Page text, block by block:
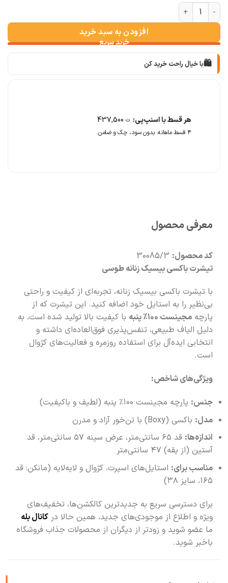
تیشرت باکسی بیسیک زنانه طوسی عدد
افزودن به سبد خرید
🛍️با خیال راحت خرید کن
بعد از خرید هم کنارتیم
هر قسط با اسنپ‌پی: ت437,500
۴ قسط ماهانه. بدون سود، چک و ضامن.
معرفی محصول
کد محصول: 30085/3
تیشرت باکسی بیسیک زنانه طوسی
با تیشرت باکسی بیسیک زنانه، تجربه‌ای از کیفیت و راحتی
بی‌نظیر را به استایل خود اضافه کنید. این تیشرت که از
پارچه مجینست ۱۰۰٪ پنبه
با کیفیت بالا تولید شده است، به
دلیل الیاف طبیعی، تنفس‌پذیری فوق‌العاده‌ای داشته و
انتخابی ایده‌آل برای استفاده روزمره و فعالیت‌های کژوال
است.
ویژگی‌های شاخص:
جنس:پارچه مجینست ۱۰۰٪ پنبه (لطیف و باکیفیت)
مدل:باکسی (Boxy) با تن‌خور آزاد و مدرن
اندازه‌ها:
قد ۶۵ سانتی‌متر، عرض سینه ۵۷ سانتی‌متر، قد
آستین (از یقه) ۴۷ سانتی‌متر
مناسب برای:استایل‌های اسپرت، کژوال و لایه‌لایه (مانکن: قد
۱۶۵، سایز ۳۸)
برای دسترسی سریع به جدیدترین کالکشن‌ها، تخفیف‌های
ویژه و اطلاع از موجودی‌های جدید، همین حالا در کانال بله
ما عضو شوید و زودتر از دیگران از محصولات جذاب فروشگاه
باخبر شوید.